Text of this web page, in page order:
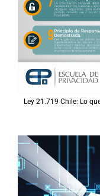
Ley 21.719 Chile: Lo